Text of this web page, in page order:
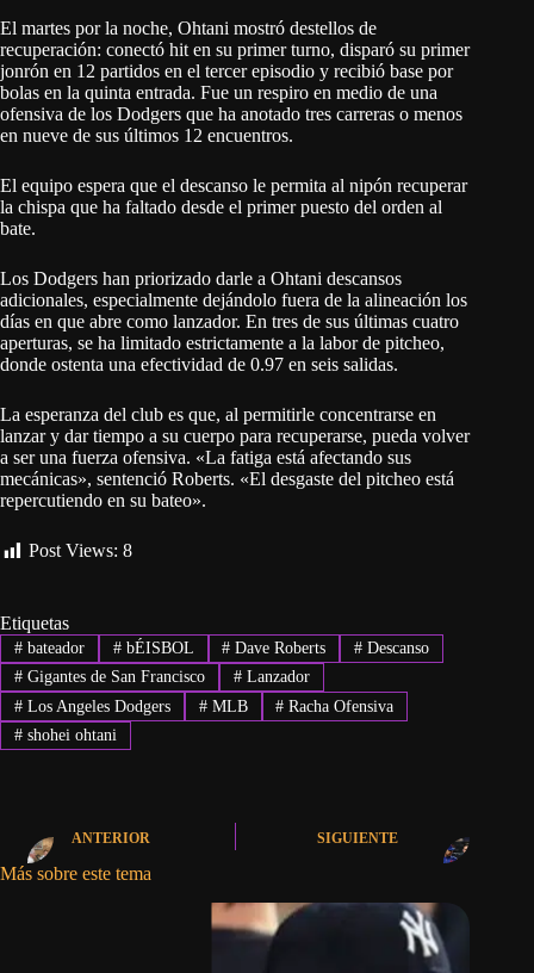
El martes por la noche, Ohtani mostró destellos de
recuperación: conectó hit en su primer turno, disparó su primer
jonrón en 12 partidos en el tercer episodio y recibió base por
bolas en la quinta entrada. Fue un respiro en medio de una
ofensiva de los Dodgers que ha anotado tres carreras o menos
en nueve de sus últimos 12 encuentros.
El equipo espera que el descanso le permita al nipón recuperar
la chispa que ha faltado desde el primer puesto del orden al
bate.
Los Dodgers han priorizado darle a Ohtani descansos
adicionales, especialmente dejándolo fuera de la alineación los
días en que abre como lanzador. En tres de sus últimas cuatro
aperturas, se ha limitado estrictamente a la labor de pitcheo,
donde ostenta una efectividad de 0.97 en seis salidas.
La esperanza del club es que, al permitirle concentrarse en
lanzar y dar tiempo a su cuerpo para recuperarse, pueda volver
a ser una fuerza ofensiva. «La fatiga está afectando sus
mecánicas», sentenció Roberts. «El desgaste del pitcheo está
repercutiendo en su bateo».
Post Views: 8
Etiquetas
#bateador #bÉISBOL # Dave Roberts # Descanso
#Gigantes de San Francisco #Lanzador
#Los Angeles Dodgers #MLB # Racha Ofensiva
#shohei ohtani
ANTERIOR SIGUIENTE
Más sobre este tema